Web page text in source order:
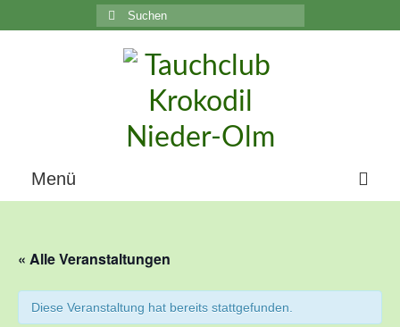
Suchen
nach:
Menü
Über uns
Die Geschichte unseres Vereins
« Alle Veranstaltungen
Diese Veranstaltung hat bereits stattgefunden.